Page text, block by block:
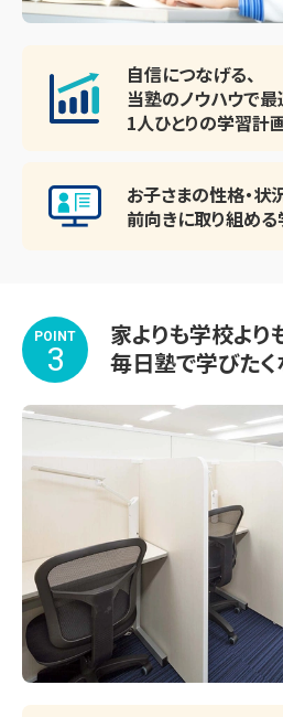
自信につなげる、
当塾のノウハウで
1人ひとりの学習計
お子さまの性格・状
前向きに取り組める
POINT
3
家よりも学校より
毎日塾で学びた